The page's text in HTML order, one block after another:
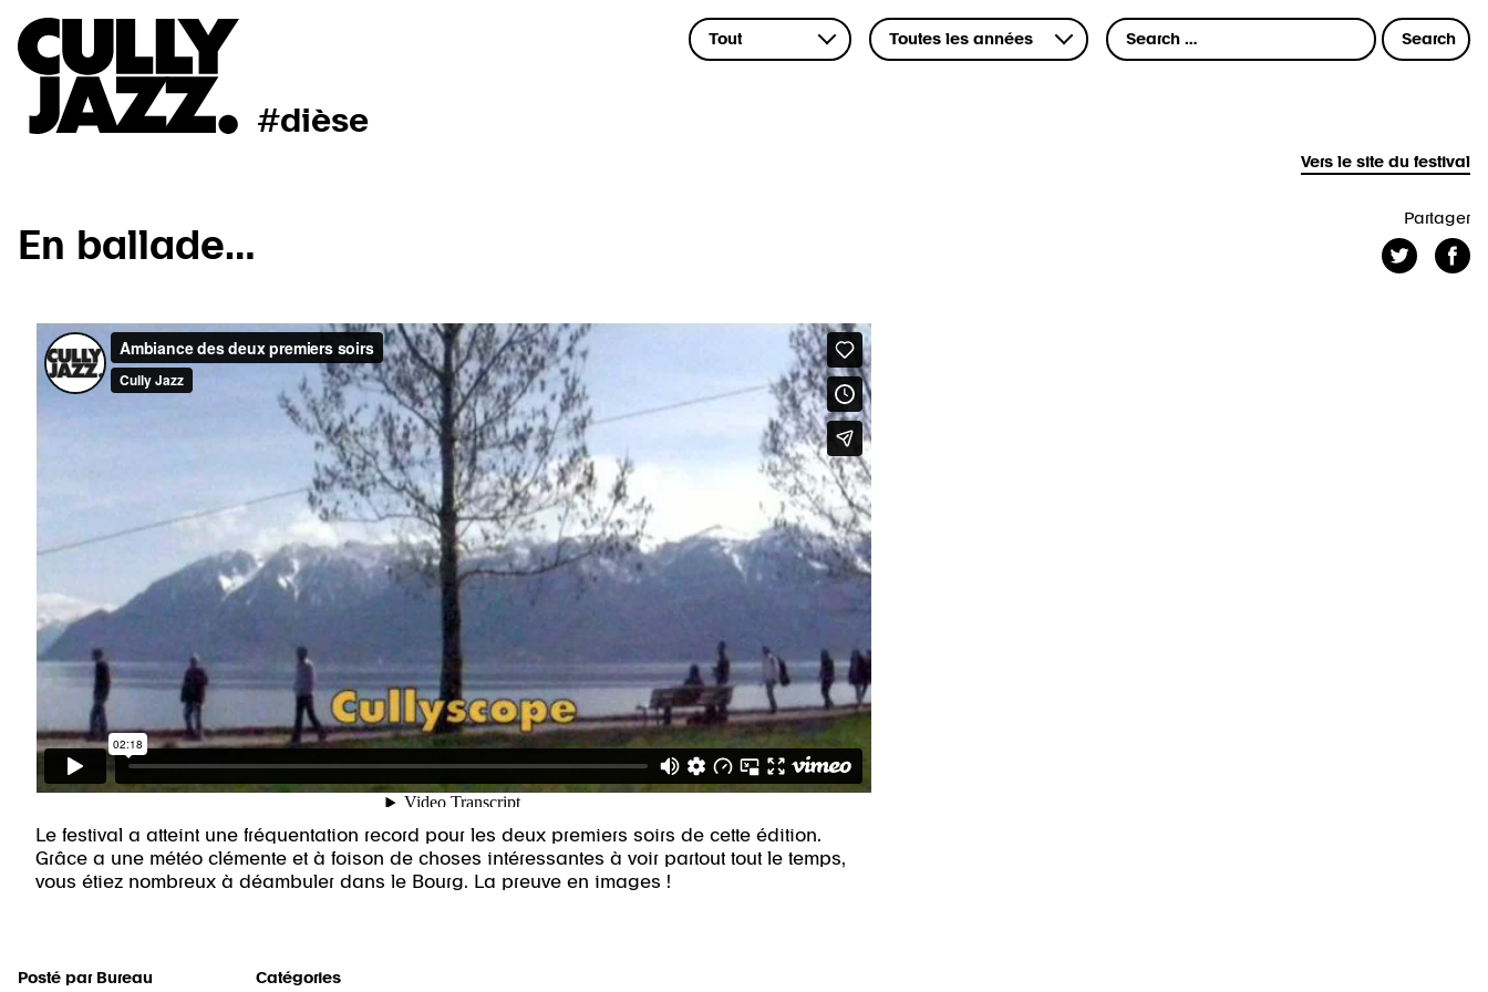
#dièse
Vers le site du festival
En ballade…
Partager
Le festival a atteint une fréquentation record pour les deux premiers soirs de cette édition.
Grâce a une météo clémente et à foison de choses intéressantes à voir partout tout le temps,
vous étiez nombreux à déambuler dans le Bourg. La preuve en images !
Posté par Bureau
Catégories